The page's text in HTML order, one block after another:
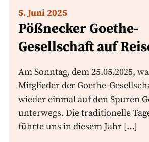
5. Juni 2025
Pößnecker Goethe-
Gesellschaft auf
Am Sonntag, dem 25.05.2025,
Mitglieder der Goethe-
wieder einmal auf den Spuren
unterwegs. Die traditionelle
führte uns in diesem Jahr […]